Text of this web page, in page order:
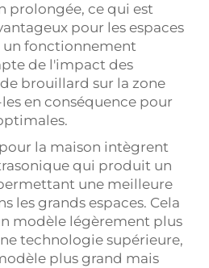
prolongée, ce qui est
pour les espaces
un fonctionnement
de l'impact des
brouillard sur la zone
en conséquence pour
la maison intègrent
qui produit un
une meilleure
les grands espaces. Cela
modèle légèrement plus
technologie supérieure,
plus grand mais